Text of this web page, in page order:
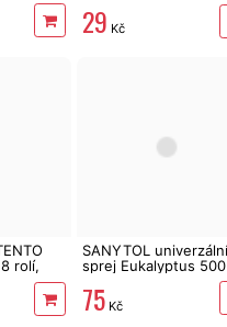
29 Kč
rolí,
SANYTOL univerzální
sprej Eukalyptus
75 Kč